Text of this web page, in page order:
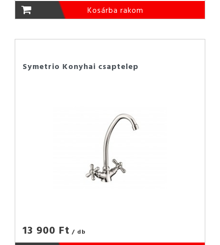
Kosárba rakom
Symetrio Konyhai csaptelep
13 900 Ft / db